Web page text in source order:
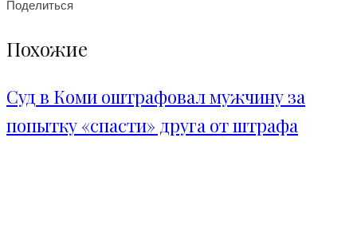
Поделиться
Похожие
Суд в Коми оштрафовал мужчину за
попытку «спасти» друга от штрафа